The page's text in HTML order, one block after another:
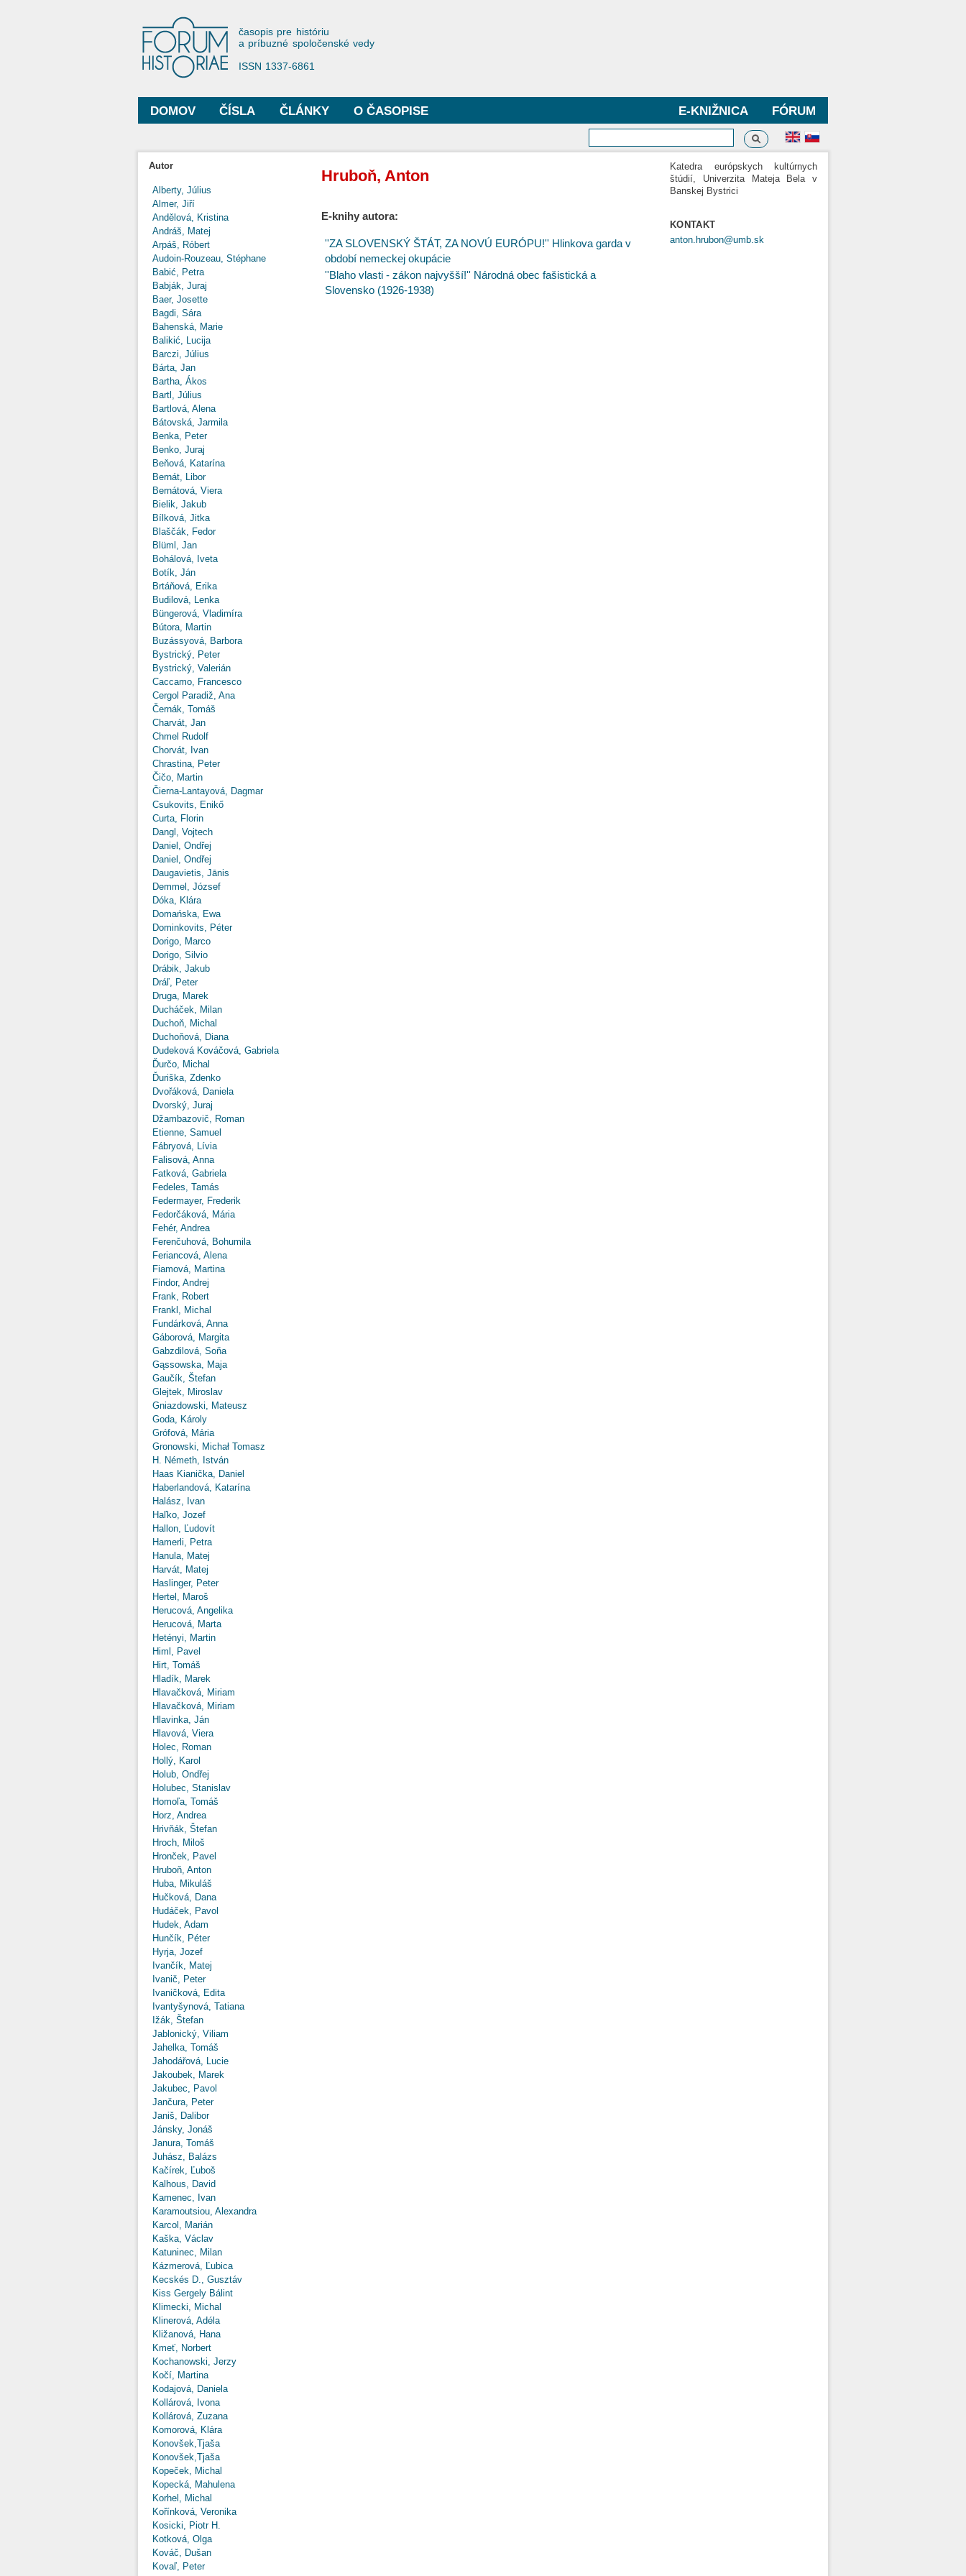
Forum Historiae
časopis pre históriu
a príbuzné spoločenské vedy
ISSN 1337-6861
Hlavné menu
DOMOV ČÍSLA ČLÁNKY FÓRUM
E-KNIŽNICA
O ČASOPISE
Vyhľadávanie
Vyhľadávanie
Autor
Alberty, Július
Almer, Jiří
Andělová, Kristina
Andráš, Matej
Arpáš, Róbert
Audoin-Rouzeau, Stéphane
Babić, Petra
Babják, Juraj
Baer, Josette
Bagdi, Sára
Bahenská, Marie
Balikić, Lucija
Barczi, Július
Bárta, Jan
Bartha, Ákos
Bartl, Július
Bartlová, Alena
Bátovská, Jarmila
Benka, Peter
Benko, Juraj
Beňová, Katarína
Bernát, Libor
Bernátová, Viera
Bielik, Jakub
Bílková, Jitka
Blaščák, Fedor
Blüml, Jan
Bohálová, Iveta
Botík, Ján
Brtáňová, Erika
Budilová, Lenka
Büngerová, Vladimíra
Bútora, Martin
Buzássyová, Barbora
Bystrický, Peter
Bystrický, Valerián
Caccamo, Francesco
Cergol Paradiž, Ana
Černák, Tomáš
Charvát, Jan
Chmel Rudolf
Chorvát, Ivan
Chrastina, Peter
Čičo, Martin
Čierna-Lantayová, Dagmar
Csukovits, Enikő
Curta, Florin
Dangl, Vojtech
Daniel, Ondřej
Daniel, Ondřej
Daugavietis, Jānis
Demmel, József
Dóka, Klára
Domańska, Ewa
Dominkovits, Péter
Dorigo, Marco
Dorigo, Silvio
Drábik, Jakub
Dráľ, Peter
Druga, Marek
Ducháček, Milan
Duchoň, Michal
Duchoňová, Diana
Dudeková Kováčová, Gabriela
Ďurčo, Michal
Ďuriška, Zdenko
Dvořáková, Daniela
Dvorský, Juraj
Džambazovič, Roman
Etienne, Samuel
Fábryová, Lívia
Falisová, Anna
Fatková, Gabriela
Fedeles, Tamás
Federmayer, Frederik
Fedorčáková, Mária
Fehér, Andrea
Ferenčuhová, Bohumila
Feriancová, Alena
Fiamová, Martina
Findor, Andrej
Frank, Robert
Frankl, Michal
Fundárková, Anna
Gáborová, Margita
Gabzdilová, Soňa
Gąssowska, Maja
Gaučík, Štefan
Glejtek, Miroslav
Gniazdowski, Mateusz
Goda, Károly
Grófová, Mária
Gronowski, Michał Tomasz
H. Németh, István
Haas Kianička, Daniel
Haberlandová, Katarína
Halász, Ivan
Haľko, Jozef
Hallon, Ľudovít
Hamerli, Petra
Hanula, Matej
Harvát, Matej
Haslinger, Peter
Hertel, Maroš
Herucová, Angelika
Herucová, Marta
Hetényi, Martin
Himl, Pavel
Hirt, Tomáš
Hladík, Marek
Hlavačková, Miriam
Hlavačková, Miriam
Hlavinka, Ján
Hlavová, Viera
Holec, Roman
Hollý, Karol
Holub, Ondřej
Holubec, Stanislav
Homoľa, Tomáš
Horz, Andrea
Hrivňák, Štefan
Hroch, Miloš
Hronček, Pavel
Hruboň, Anton
Huba, Mikuláš
Hučková, Dana
Hudáček, Pavol
Hudek, Adam
Hunčík, Péter
Hyrja, Jozef
Ivančík, Matej
Ivanič, Peter
Ivaničková, Edita
Ivantyšynová, Tatiana
Ižák, Štefan
Jablonický, Viliam
Jahelka, Tomáš
Jahodářová, Lucie
Jakoubek, Marek
Jakubec, Pavol
Jančura, Peter
Janiš, Dalibor
Jánsky, Jonáš
Janura, Tomáš
Juhász, Balázs
Kačírek, Ľuboš
Kalhous, David
Kamenec, Ivan
Karamoutsiou, Alexandra
Karcol, Marián
Kaška, Václav
Katuninec, Milan
Kázmerová, Ľubica
Kecskés D., Gusztáv
Kiss Gergely Bálint
Klimecki, Michal
Klinerová, Adéla
Kližanová, Hana
Kmeť, Norbert
Kochanowski, Jerzy
Kočí, Martina
Kodajová, Daniela
Kollárová, Ivona
Kollárová, Zuzana
Komorová, Klára
Konovšek,Tjaša
Konovšek,Tjaša
Kopeček, Michal
Kopecká, Mahulena
Korhel, Michal
Kořínková, Veronika
Kosicki, Piotr H.
Kotková, Olga
Kováč, Dušan
Kovaľ, Peter
Hruboň, Anton
E-knihy autora:
''ZA SLOVENSKÝ ŠTÁT, ZA NOVÚ EURÓPU!'' Hlinkova garda v
období nemeckej okupácie
''Blaho vlasti - zákon najvyšší!'' Národná obec fašistická a
Slovensko (1926-1938)
Katedra európskych kultúrnych
štúdií, Univerzita Mateja Bela v
Banskej Bystrici
KONTAKT
anton.hrubon@umb.sk